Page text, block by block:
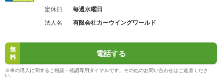
定休日
毎週水曜日
法人名
有限会社カーウイングワールド
無
料
電話する
※車の購入に関するご相談・確認専用ダイヤルです。その他のお問い合わせはご遠慮くださ
い。